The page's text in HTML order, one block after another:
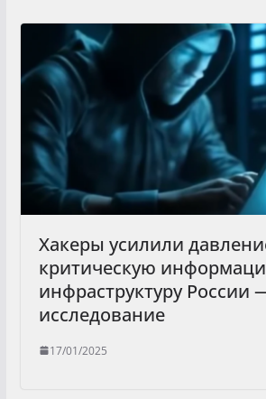
Хакеры усилили
критическую
инфраструктуру России
исследование
17/01/2025